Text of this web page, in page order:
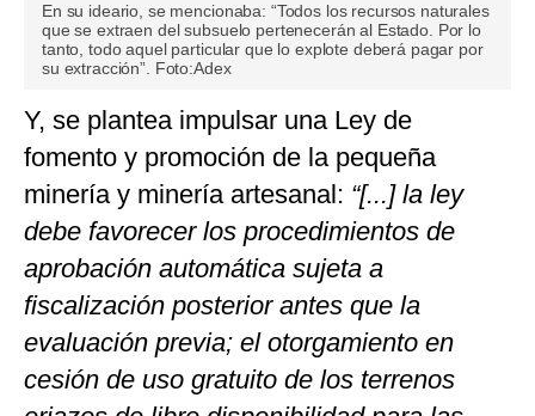
En su ideario, se mencionaba: “Todos los recursos naturales
que se extraen del subsuelo pertenecerán al Estado. Por lo
tanto, todo aquel particular que lo explote deberá pagar por
su extracción”. Foto:Adex
Y, se plantea impulsar una Ley de
fomento y promoción de la pequeña
minería y minería artesanal: “[...] la ley
debe favorecer los procedimientos de
aprobación automática sujeta a
fiscalización posterior antes que la
evaluación previa; el otorgamiento en
cesión de uso gratuito de los terrenos